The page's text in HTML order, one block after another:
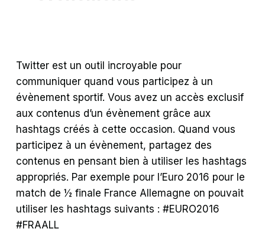
Twitter est un outil incroyable pour
communiquer quand vous participez à un
évènement sportif. Vous avez un accès exclusif
aux contenus d’un évènement grâce aux
hashtags créés à cette occasion. Quand vous
participez à un évènement, partagez des
contenus en pensant bien à utiliser les hashtags
appropriés. Par exemple pour l’Euro 2016 pour le
match de ½ finale France Allemagne on pouvait
utiliser les hashtags suivants : #EURO2016
#FRAALL